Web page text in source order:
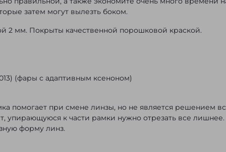
затем могут вылезть боком.
2 мм. Покрыты качественной порошковой краской.
(фары с адаптивным ксеноном)
помогает при смене линзы, но не является решением
упирающуюся к части рамки нужно отрезать все лишнее.
форму линз.